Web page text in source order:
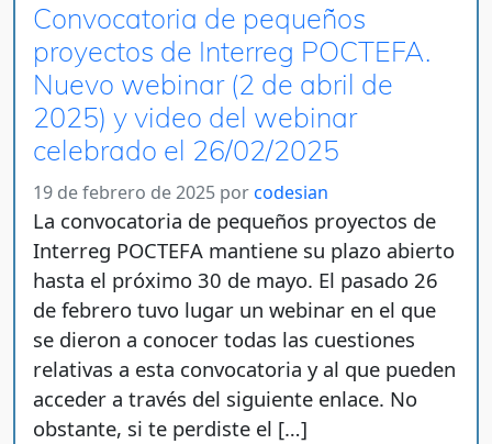
Convocatoria de pequeños
proyectos de Interreg POCTEFA.
Nuevo webinar (2 de abril de
2025) y video del webinar
celebrado el 26/02/2025
19 de febrero de 2025 por codesian
La convocatoria de pequeños proyectos de
Interreg POCTEFA mantiene su plazo abierto
hasta el próximo 30 de mayo. El pasado 26
de febrero tuvo lugar un webinar en el que
se dieron a conocer todas las cuestiones
relativas a esta convocatoria y al que pueden
acceder a través del siguiente enlace. No
obstante, si te perdiste el […]